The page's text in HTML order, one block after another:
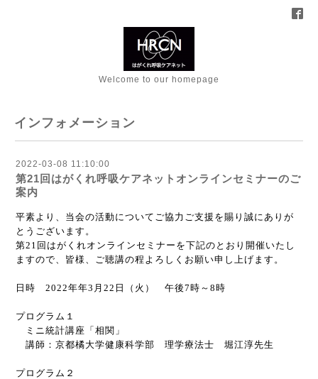
Welcome to our homepage
インフォメーション
2022-03-08 11:10:00
第21回はがくれ呼吸ケアネットオンラインセミナーのご
案内
平素より、当会の活動についてご協力ご支援を賜り誠にありが
とうございます。
第21 回はがくれオンラインセミナーを下記のとおり開催いたし
ますので、皆様、 ご聴講の程よろしくお願い申し上げます。
日時 2022年年3 月 22 日（火） 午後7時～ 8時
プログラム１
ミニ統計講座「相関」
講師：京都橘大学健康科学部 理学療法士 堀江淳先生
プログラム２